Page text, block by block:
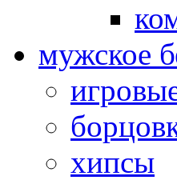
мужское
хипсы